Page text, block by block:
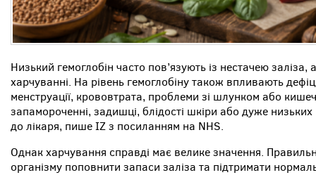
Низький гемоглобін часто пов’язують із нестачею
харчуванні. На рівень гемоглобіну також впливають
менструації, крововтрата, проблеми зі шлунком або
запамороченні, задишці, блідості шкіри або дуже
до лікаря, пише IZ з посиланням на NHS.
Однак харчування справді має велике значення.
організму поповнити запаси заліза та підтримати